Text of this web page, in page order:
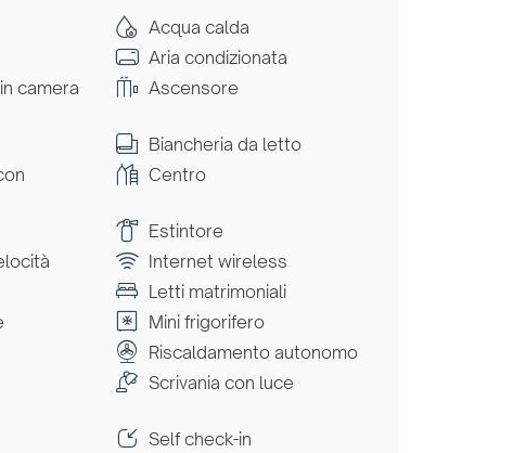
Acqua calda
Aria condizionata
camera Ascensore
Biancheria da letto
Centro
Estintore
Internet wireless
Letti matrimoniali
Mini frigorifero
Riscaldamento autonomo
Scrivania con luce
Self check-in